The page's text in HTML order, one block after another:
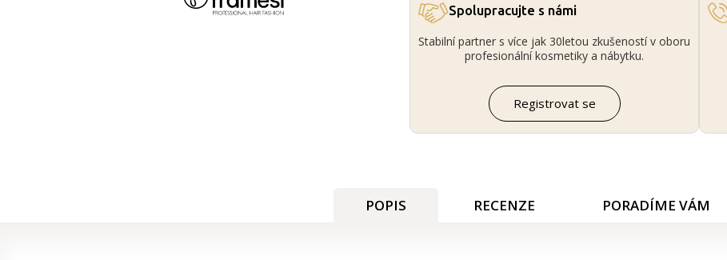
Spolupracujte s námi
Stabilní partner s více jak 30letou zkušeností v oboru
profesionální kosmetiky a nábytku.
Registrovat se
POPIS RECENZE PORADÍME VÁM